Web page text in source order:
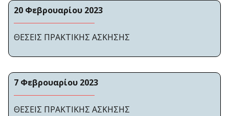
20 Φεβρουαρίου 2023
ΘΕΣΕΙΣ ΠΡΑΚΤΙΚΗΣ ΑΣΚΗΣΗΣ
7 Φεβρουαρίου 2023
ΘΕΣΕΙΣ ΠΡΑΚΤΙΚΗΣ ΑΣΚΗΣΗΣ